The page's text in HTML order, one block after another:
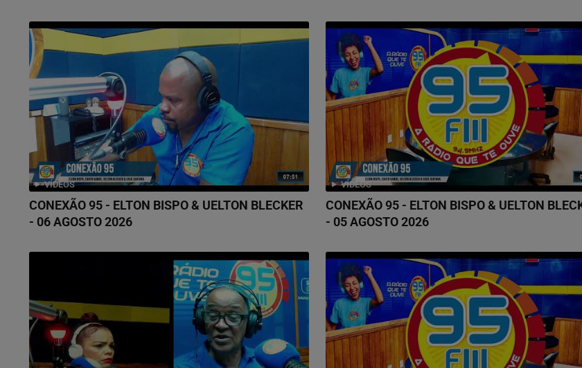
VÍDEOS
CONEXÃO 95 - ELTON BISPO & UELTON BLECKER
- 06 AGOSTO 2026
VÍDEOS
CONEXÃO 95 - ELTON BISPO & UELTON
- 05 AGOSTO 2026